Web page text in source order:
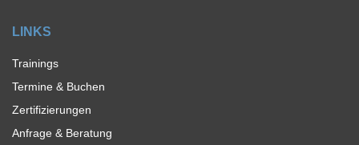
LINKS
Trainings
Termine & Buchen
Zertifizierungen
Anfrage & Beratung